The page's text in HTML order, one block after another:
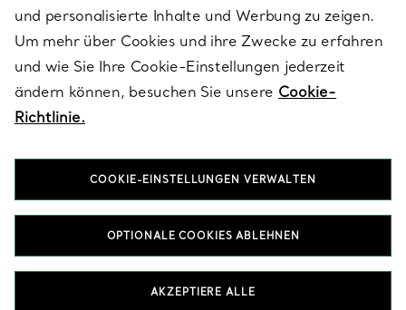
RECHTLICHE HINWEISE
FOLGEN SIE UNS
T&Co. 2026
und personalisierte Inhalte und Werbung zu zeigen.
Um mehr über Cookies und ihre Zwecke zu erfahren
und wie Sie Ihre Cookie-Einstellungen jederzeit
ändern können, besuchen Sie unsere Cookie-
Richtlinie.
COOKIE-EINSTELLUNGEN VERWALTEN
OPTIONALE COOKIES ABLEHNEN
AKZEPTIERE ALLE